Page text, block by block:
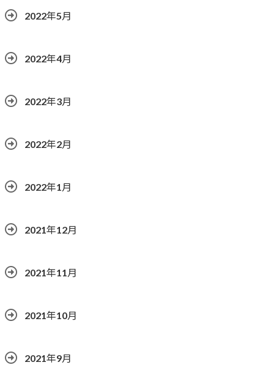
2022年5月
2022年4月
2022年3月
2022年2月
2022年1月
2021年12月
2021年11月
2021年10月
2021年9月